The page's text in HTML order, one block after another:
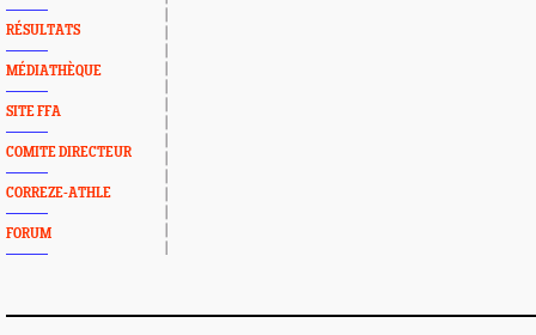
RÉSULTATS
MÉDIATHÈQUE
SITE FFA
COMITE DIRECTEUR
CORREZE-ATHLE
FORUM